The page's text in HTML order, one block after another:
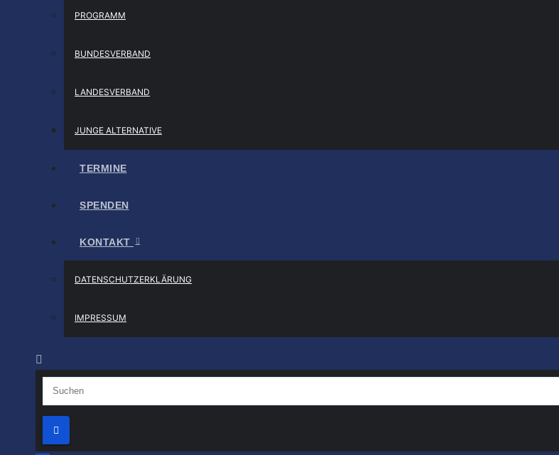
PROGRAMM
BUNDESVERBAND
LANDESVERBAND
JUNGE ALTERNATIVE
TERMINE
SPENDEN
KONTAKT
DATENSCHUTZERKLÄRUNG
IMPRESSUM